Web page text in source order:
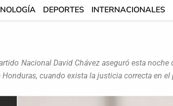
DEPORTES INTERNACIONALES
Nacional David Chávez aseguró esta noche
cuando exista la justicia correcta en el